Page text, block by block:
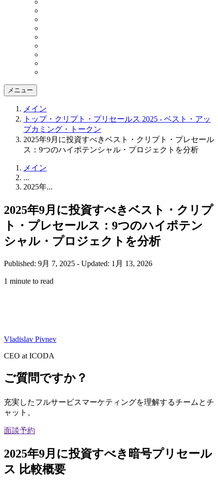
メニュー
メイン
トップ・クリプト・プリセールス 2025 - ベスト・アッ
プカミング・トークン
2025年9月に投資すべきベスト・クリプト・プレセール
ス：9つのハイポテンシャル・プロジェクトを分析
メイン
...
2025年...
2025年9月に投資すべきベスト・クリプ
ト・プレセールス：9つのハイポテン
シャル・プロジェクトを分析
Published: 9月 7, 2025 - Updated: 1月 13, 2026
1 minute to read
Vladislav Pivnev
CEO at ICODA
ご質問ですか？
充実したフルサービスマーケティングを理解するチームとチ
ャット。
面談予約
2025年9月に投資すべき暗号プリセール
ス 比較概要